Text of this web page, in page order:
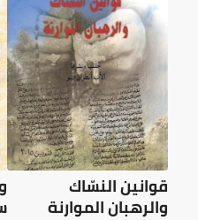
قوانين النسّاك
والرهبان الموارنة